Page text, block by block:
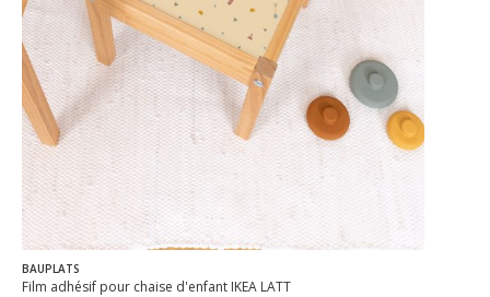
BAUPLATS
Film adhésif pour chaise d'enfant IKEA LÄTT